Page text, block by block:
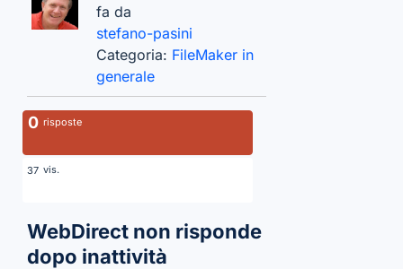
fa da
stefano-pasini
Categoria: FileMaker in
generale
0 risposte
37 vis.
WebDirect non risponde
dopo inattività